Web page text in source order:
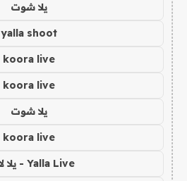
يلا شوت
yalla shoot
koora live
koora live
يلا شوت
koora live
Yalla Live - يلا لايف